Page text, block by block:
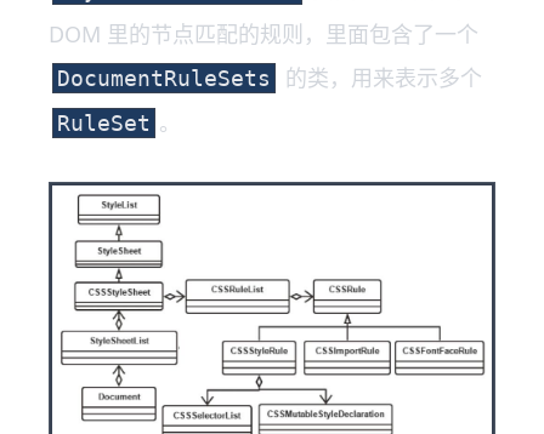
DOM 里的节点匹配的规则，里面包含了一个
DocumentRuleSets 的类，用来表示多个
RuleSet 。